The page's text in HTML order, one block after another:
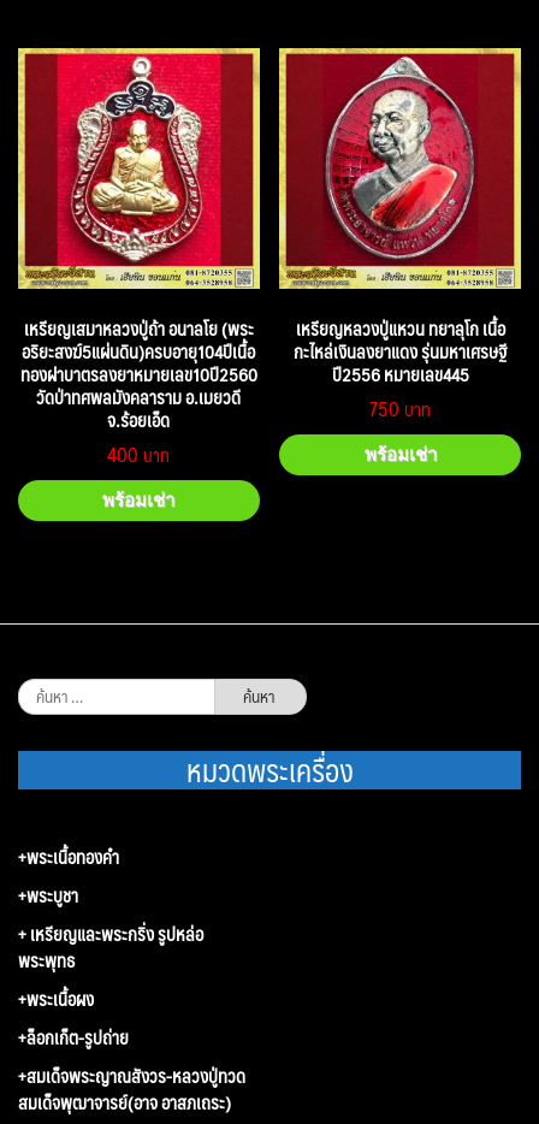
เหรียญเสมาหลวงปู่ถ้า อนาลโย (พระ
อริยะสงฆ์5แผ่นดิน)ครบอายุ104ปีเนื้อ
ทองฝาบาตรลงยาหมายเลข10ปี2560
วัดป่าทศพลมังคลาราม อ.เมยวดี
จ.ร้อยเอ็ด
400
พร้อมเช่า
เหรียญหลวงปู่แหวน ทยาลุโก เนื้อ
กะไหล่เงินลงยาแดง รุ่นมหาเศรษฐี
ปี2556 หมายเลข445
750
พร้อมเช่า
ค้นหา
สำหรับ:
หมวดพระเครื่อง
+พระเนื้อทองคำ
+พระบูชา
+ เหรียญและพระกริ่ง รูปหล่อ
พระพุทธ
+พระเนื้อผง
+ล็อกเก็ต-รูปถ่าย
+สมเด็จพระญาณสังวร-หลวงปู่ทวด
สมเด็จพุฒาจารย์(อาจ อาสภเถระ)